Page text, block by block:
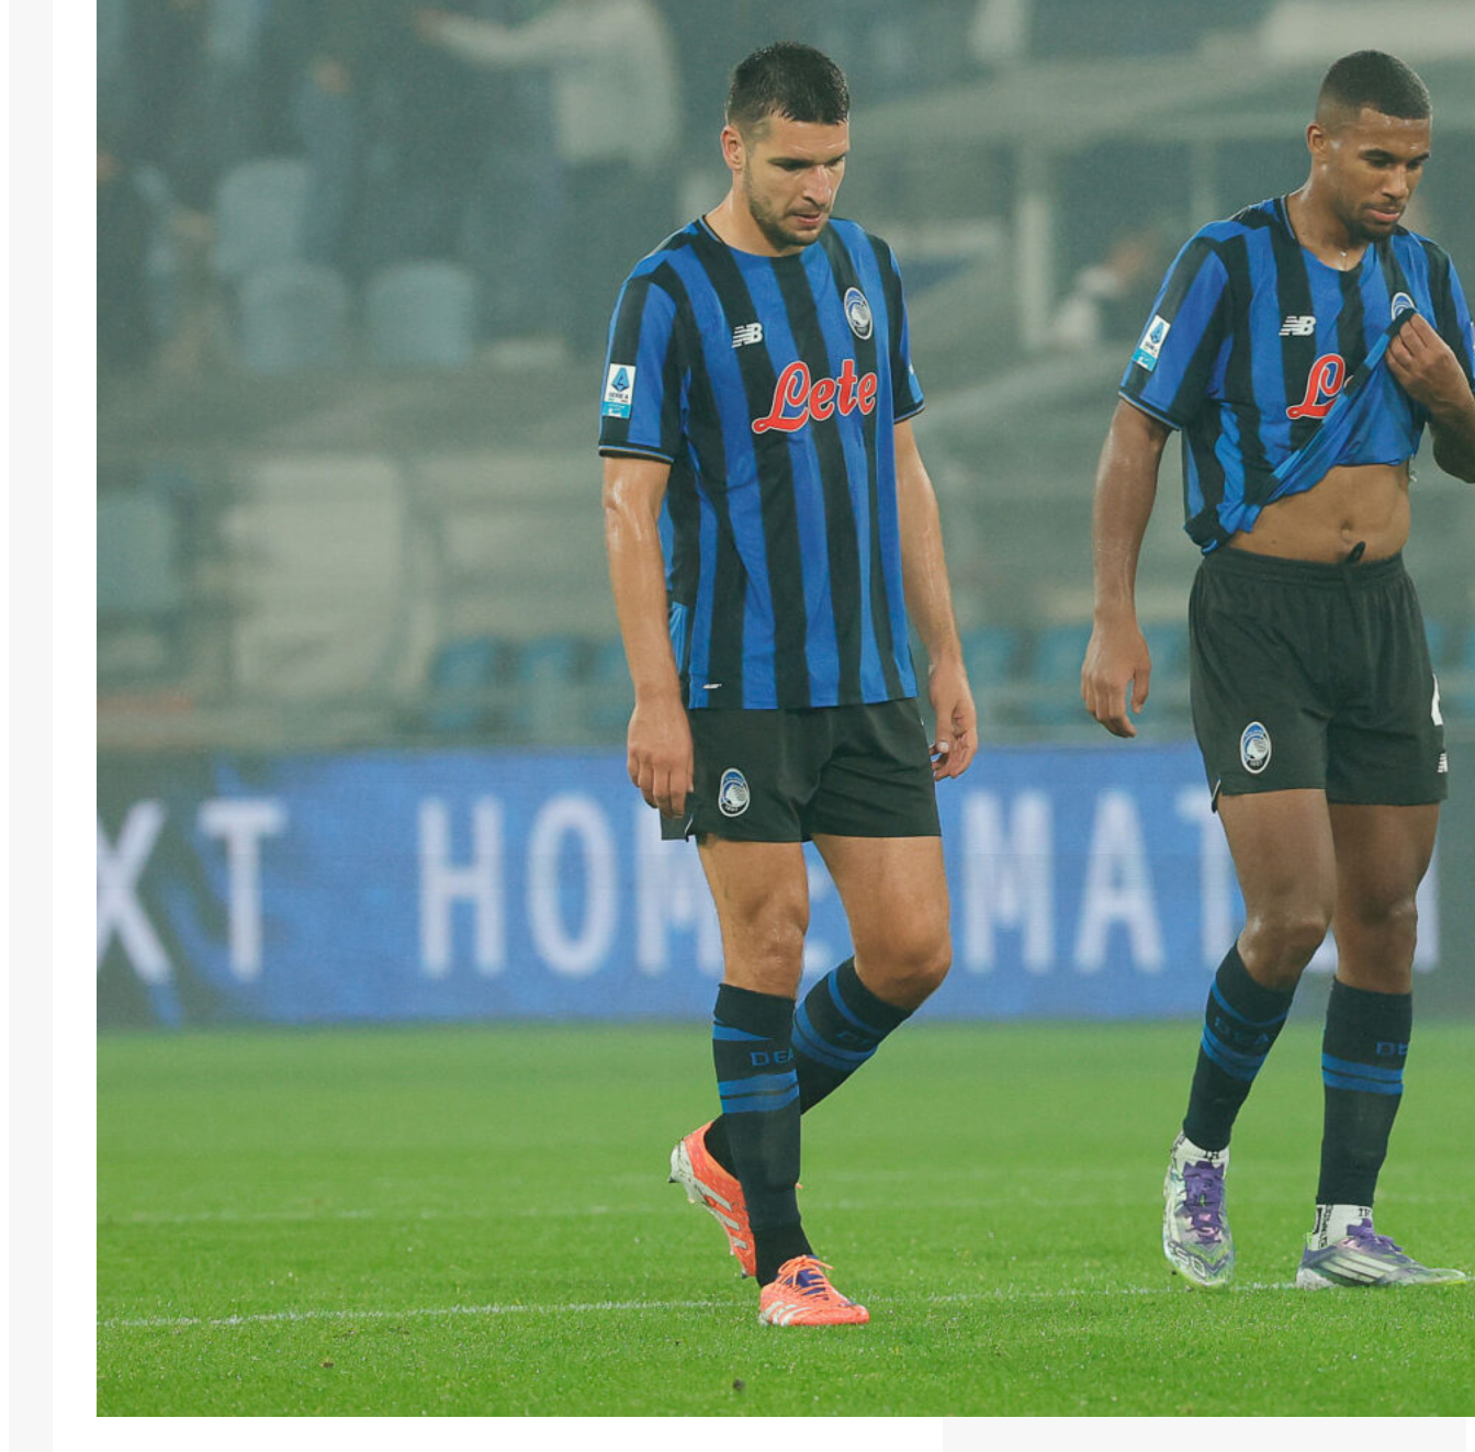
Jashari gela l’Atalanta: “Il mio cuore
è rossonero, un sogno essere al
Hapoel Tel Aviv ipoteca la sfida con
l’Atalanta: 2-0 al Katowice nel
preliminare di Conference League